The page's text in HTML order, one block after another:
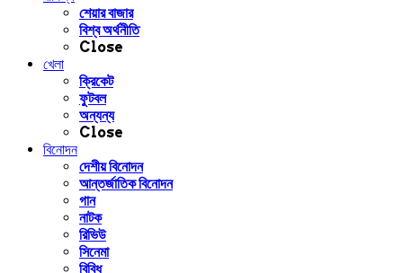
শেয়ার বাজার
বিশ্ব অর্থনীতি
Close
খেলা
ক্রিকেট
ফুটবল
অন্যন্য
Close
বিনোদন
দেশীয় বিনোদন
আন্তর্জাতিক বিনোদন
গান
নাটক
রিভিউ
সিনেমা
বিবিধ